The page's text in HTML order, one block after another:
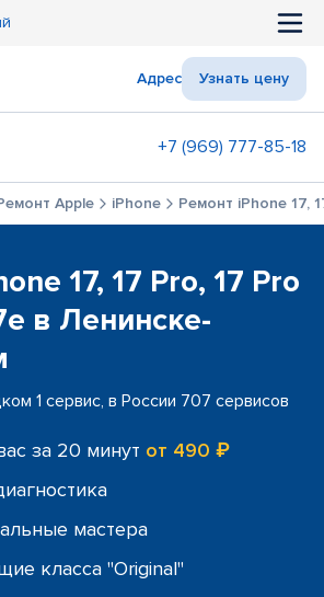
Адрес Узнать цену
+7 (969) 777-85-18
Apple iPhone Ремонт iPhone 17,
17, 17 Pro, 17 Pro
в Ленинске-
1 сервис, в России 707 сервисов
за 20 минут от 490 ₽
мастера
класса "Original"